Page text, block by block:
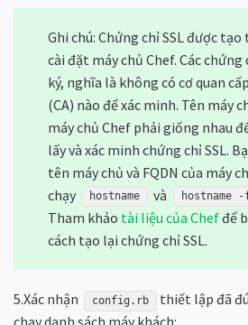
Ghi chú: Chứng chỉ SSL được
cài đặt máy chủ Chef. Các
ký, nghĩa là không có cơ quan
(CA) nào để xác minh. Tên máy
máy chủ Chef phải giống nhau
lấy và xác minh chứng chỉ SSL.
tên máy chủ và FQDN của máy
chạy
hostname và hostname
Tham khảo tài liệu của Chefđể
cách tạo lại chứng chỉ SSL.
5.Xác nhận config.rb
thiết lập đã